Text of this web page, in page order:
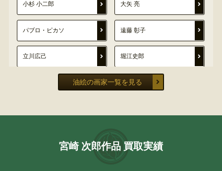
小杉 小二郎 大矢 亮
パブロ・ピカソ 遠藤 彰子
立川広己 堀江史郎
高野 三三男
油絵の画家一覧を見る
宮崎 次郎作品 買取実績